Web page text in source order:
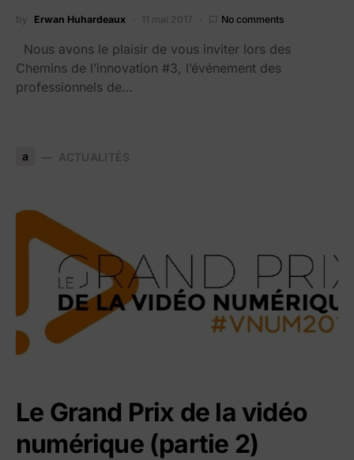
by Erwan Huhardeaux 11 mai 2017 No comments
Nous avons le plaisir de vous inviter lors des
Chemins de l’innovation #3, l’événement des
professionnels de…
a ACTUALITÉS
Le Grand Prix de la vidéo
numérique (partie 2)